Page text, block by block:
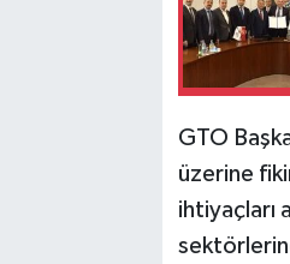
GTO
üzerine
ihtiyaçları